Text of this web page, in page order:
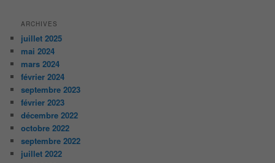
ARCHIVES
juillet 2025
mai 2024
mars 2024
février 2024
septembre 2023
février 2023
décembre 2022
octobre 2022
septembre 2022
juillet 2022